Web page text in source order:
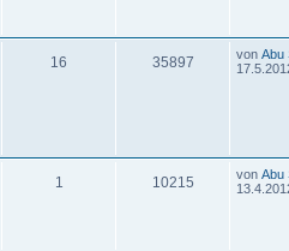
16 35897 von Abu
1 10215 von Abu